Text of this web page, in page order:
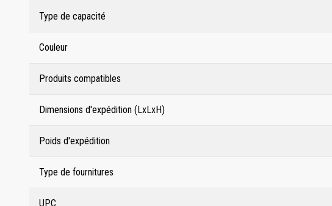
Type de capacité
Couleur
Produits compatibles
Dimensions d'expédition (LxLxH)
Poids d'expédition
Type de fournitures
UPC